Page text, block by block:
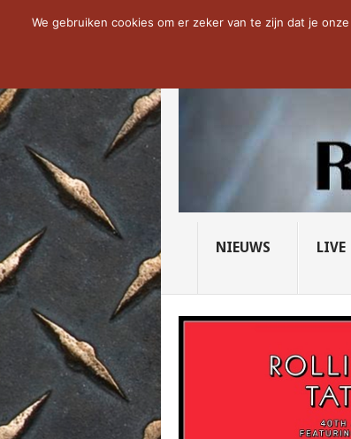
NOW TRENDING: PRIDE OF
NIEUWS LIVE
We gebruiken cookies om er zeker van te zijn dat je